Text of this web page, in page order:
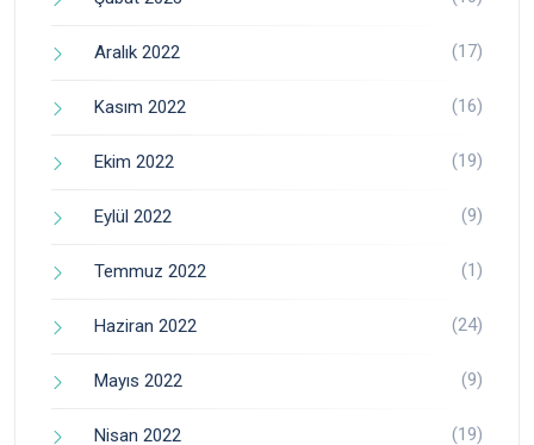
Aralık 2022 (17)
Kasım 2022 (16)
Ekim 2022 (19)
Eylül 2022 (9)
Temmuz 2022 (1)
Haziran 2022 (24)
Mayıs 2022 (9)
Nisan 2022 (19)